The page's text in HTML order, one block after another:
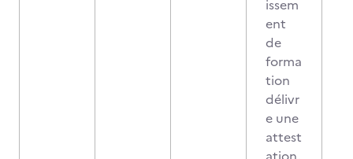
issem
ent
de
forma
tion
délivr
e une
attest